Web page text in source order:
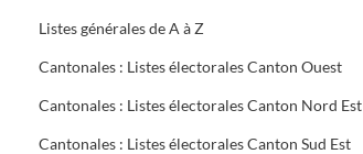
Listes générales de A à Z
Cantonales : Listes électorales Canton Ouest
Cantonales : Listes électorales Canton Nord Est
Cantonales : Listes électorales Canton Sud Est